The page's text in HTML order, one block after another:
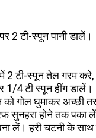
2 टी-स्पून पानी डालें।
2 टी-स्पून तेल गरम
4 टी स्पून हींग डालें।
गोल घुमाकर अच्छी
सुनहरा होने तक पका
लें। हरी चटनी के साथ